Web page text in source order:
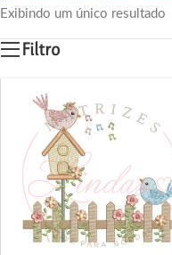
Exibindo um único resultado
Filtro